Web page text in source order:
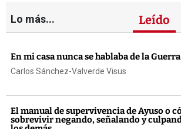
Lo más... Leído
En mi casa nunca se hablaba de la
Carlos Sánchez-Valverde Visus
El manual de supervivencia de Ayuso o
sobrevivir negando, señalando y